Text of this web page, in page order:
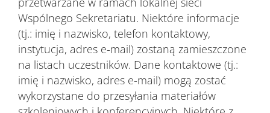
Wspólnego Sekretariatu. Niektóre informacje
(tj.: imię i nazwisko, telefon kontaktowy,
instytucja, adres e-mail) zostaną zamieszczone
na listach uczestników. Dane kontaktowe (tj.:
imię i nazwisko, adres e-mail) mogą zostać
wykorzystane do przesyłania materiałów